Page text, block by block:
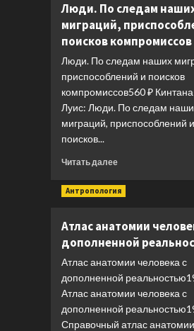
Почему
наше
тело
болит
Люди. По следам
миграций,
поисков компромиссов
Люди. По следам наших
приспособлений и поисков
компромиссов560 ₽
Луис: Люди. По следам
миграций, приспособлений и
поисков...
Читать далееПрочитать
о
Люди.
следам
наших
приспособлений
и
поисков
компромиссов
Антропология
Атлас анатомии
дополненной
Атлас анатомии человека с
дополненной
Атлас анатомии человека с
дополненной
Справочный атлас анатомии